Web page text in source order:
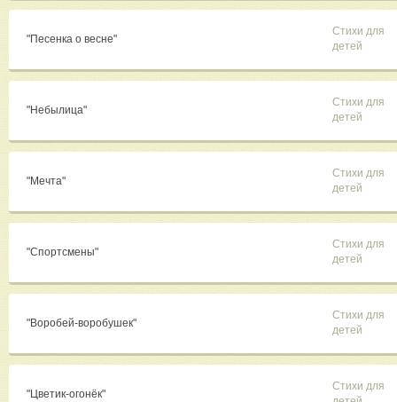
"Песенка о весне"
Стихи для
детей
"Небылица"
Стихи для
детей
"Мечта"
Стихи для
детей
"Спортсмены"
Стихи для
детей
"Воробей-воробушек"
Стихи для
детей
"Цветик-огонёк"
Стихи для